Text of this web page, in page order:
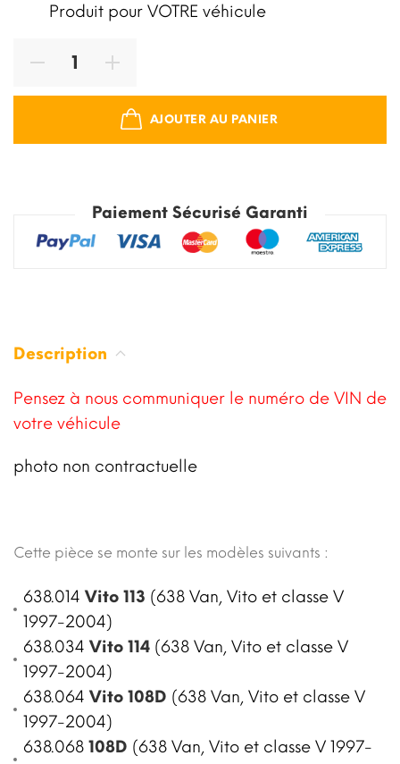
Produit pour VOTRE véhicule
AJOUTER AU PANIER
Paiement Sécurisé Garanti
Description
Pensez à nous communiquer le numéro de VIN de
votre véhicule
photo non contractuelle
Cette pièce se monte sur les modèles suivants :
638.014 Vito 113 (638 Van, Vito et classe V
1997-2004)
638.034 Vito 114 (638 Van, Vito et classe V
1997-2004)
638.064 Vito 108D (638 Van, Vito et classe V
1997-2004)
638.068 108D (638 Van, Vito et classe V 1997-